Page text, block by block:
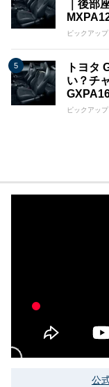
｜後部
ピックアップ
トヨタ
い？チ
ピックアップ
公